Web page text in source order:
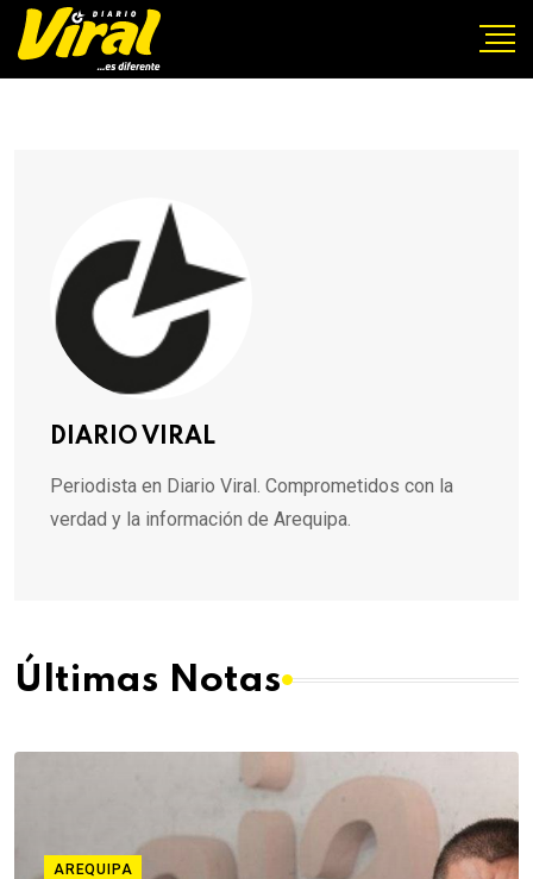
DIARIO VIRAL
Periodista en Diario Viral. Comprometidos con la
verdad y la información de Arequipa.
Últimas Notas
AREQUIPA